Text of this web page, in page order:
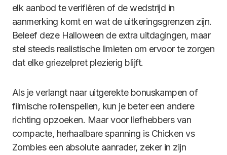
elk aanbod te verifiëren of de wedstrijd in
aanmerking komt en wat de uitkeringsgrenzen zijn.
Beleef deze Halloween de extra uitdagingen, maar
stel steeds realistische limieten om ervoor te zorgen
dat elke griezelpret plezierig blijft.
Als je verlangt naar uitgerekte bonuskampen of
filmische rollenspellen, kun je beter een andere
richting opzoeken. Maar voor liefhebbers van
compacte, herhaalbare spanning is Chicken vs
Zombies een absolute aanrader, zeker in zijn